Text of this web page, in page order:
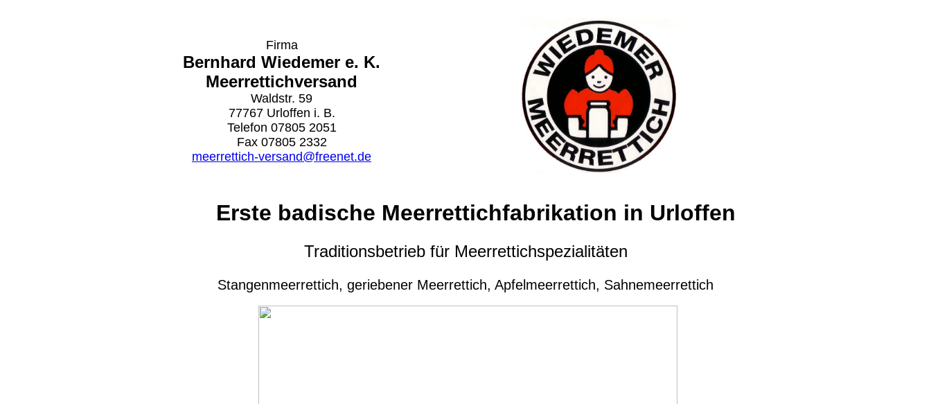
Firma
Bernhard Wiedemer e. K.
Meerrettichversand
Waldstr. 59
77767 Urloffen i. B.
Telefon 07805 2051
Fax 07805 2332
meerrettich-versand@freenet.de
Erste badische Meerrettichfabrikation in Urloffen
Traditionsbetrieb für Meerrettichspezialitäten
Stangenmeerrettich, geriebener Meerrettich, Apfelmeerrettich, Sahnemeerrettich